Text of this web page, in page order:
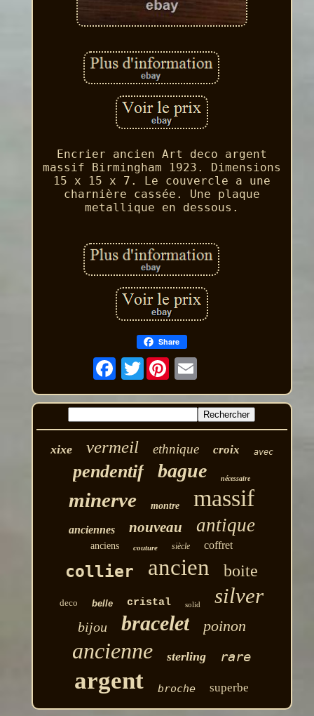
Encrier ancien Art deco argent
massif Birmingham 1923. Dimensions
15 x 15 x 7. Le couvercle a une
charnière cassée. Une plaque
metallique en dessous.
Share
Twitter
xixe vermeil ethnique croix avec
pendentif bague nécessaire
minerve montre massif
anciennes nouveau antique
anciens couture siècle coffret
collier ancien boite
deco belle cristal solid silver
bijou bracelet poinon
ancienne sterling rare
argent broche superbe